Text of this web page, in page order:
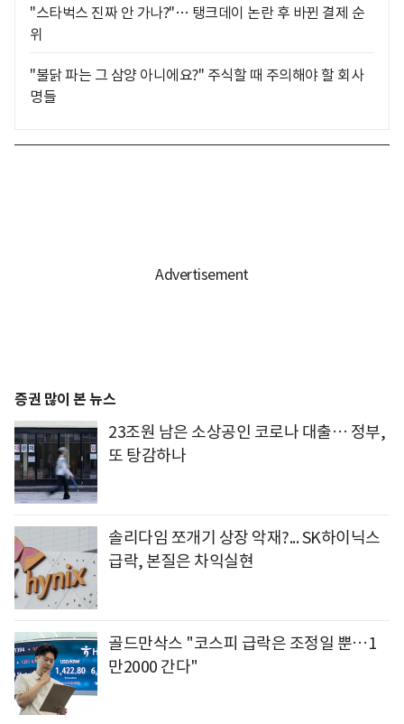
"스타벅스 진짜 안 가나?"… 탱크데이 논란 후 바뀐 결제 순
위
"불닭 파는 그 삼양 아니에요?" 주식할 때 주의해야 할 회사
명들
증권 많이 본 뉴스
23조원 남은 소상공인 코로나 대출… 정부,
또 탕감하나
솔리다임 쪼개기 상장 악재?... SK하이닉스
급락, 본질은 차익실현
골드만삭스 "코스피 급락은 조정일 뿐…1
만2000 간다"